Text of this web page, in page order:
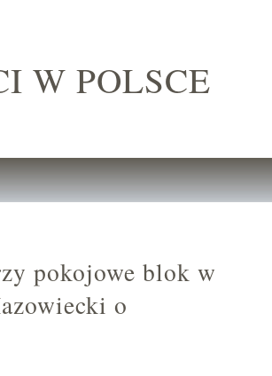
W POLSCE
pokojowe blok w
o